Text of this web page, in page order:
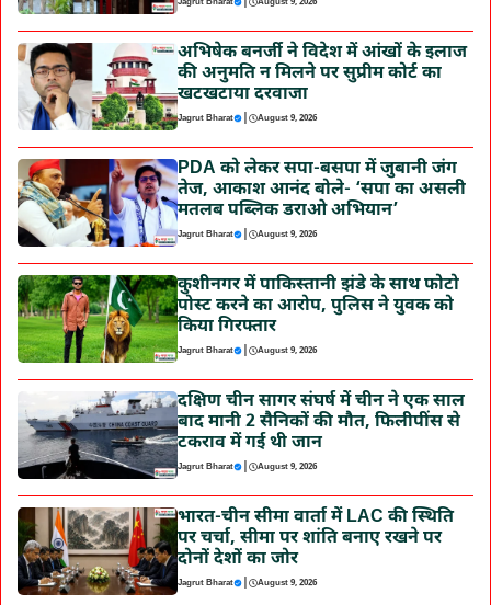
अभिषेक बनर्जी ने विदेश में आंखों के इलाज
की अनुमति न मिलने पर सुप्रीम कोर्ट का
खटखटाया दरवाजा
Jagrut Bharat | August 9, 2026
PDA को लेकर सपा-बसपा में जुबानी जंग
तेज, आकाश आनंद बोले- ‘सपा का असली
मतलब पब्लिक डराओ अभियान’
Jagrut Bharat | August 9, 2026
कुशीनगर में पाकिस्तानी झंडे के साथ फोटो
पोस्ट करने का आरोप, पुलिस ने युवक को
किया गिरफ्तार
Jagrut Bharat | August 9, 2026
दक्षिण चीन सागर संघर्ष में चीन ने एक साल
बाद मानी 2 सैनिकों की मौत, फिलीपींस से
टकराव में गई थी जान
Jagrut Bharat | August 9, 2026
भारत-चीन सीमा वार्ता में LAC की स्थिति
पर चर्चा, सीमा पर शांति बनाए रखने पर
दोनों देशों का जोर
Jagrut Bharat | August 9, 2026